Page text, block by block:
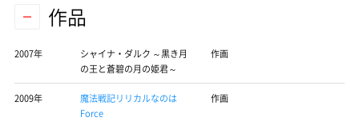
作品
2007年
シャイナ・ダルク ～黒き月
の王と蒼碧の月の姫君～
作画
2009年
魔法戦記リリカルなのは
Force
作画